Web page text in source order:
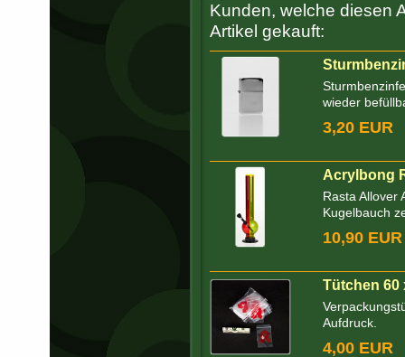
Kunden, welche diesen
Artikel gekauft:
wieder
3,20 EUR
Acrylbong
Rasta Allover
Kugelbauch
10,90 EUR
Tütchen 60
Aufdruck.
4,00 EUR